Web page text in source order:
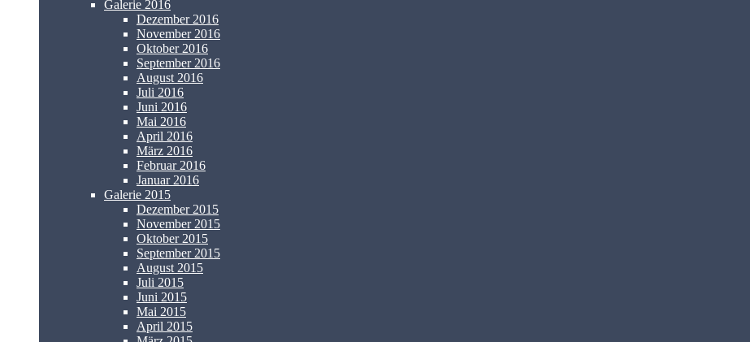
Galerie 2016
Dezember 2016
November 2016
Oktober 2016
September 2016
August 2016
Juli 2016
Juni 2016
Mai 2016
April 2016
März 2016
Februar 2016
Januar 2016
Galerie 2015
Dezember 2015
November 2015
Oktober 2015
September 2015
August 2015
Juli 2015
Juni 2015
Mai 2015
April 2015